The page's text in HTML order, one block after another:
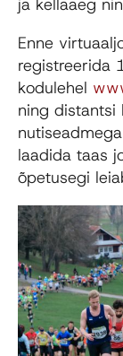
Enne
registreerida
kodulehel
ning distantsi
laadida taas
õpetusegi